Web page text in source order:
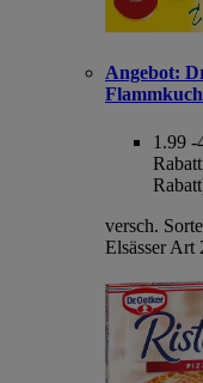
Angebot:
1.99 -
versch.
Elsässer Art